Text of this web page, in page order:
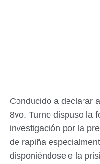
Conducido a declarar
8vo. Turno dispuso la
investigación por la
de rapiña
disponiéndosele la